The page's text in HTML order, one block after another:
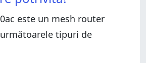
wireless Synology
și design
routerului Synology
wireless Synology
și design
este un mesh router
tipuri de